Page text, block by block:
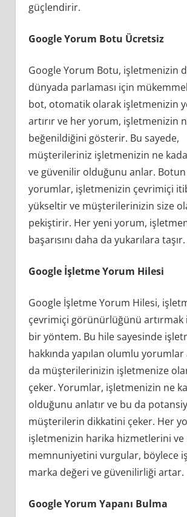
güçlendirir.
Google Yorum Botu Ücretsiz
Google Yorum Botu, işletmenizin
dünyada parlaması için
bot, otomatik olarak işletmenizin
artırır ve her yorum, işletmenizin
beğenildiğini gösterir. Bu sayede,
müşterileriniz işletmenizin ne
ve güvenilir olduğunu anlar. Botun
yorumlar, işletmenizin çevrimiçi
yükseltir ve müşterilerinizin size
pekiştirir. Her yeni yorum,
başarısını daha da yukarılara taşır.
Google İşletme Yorum Hilesi
Google İşletme Yorum Hilesi,
çevrimiçi görünürlüğünü artırmak
bir yöntem. Bu hile sayesinde
hakkında yapılan olumlu
da müşterilerinizin işletmenize
çeker. Yorumlar, işletmenizin ne
olduğunu anlatır ve bu da
müşterilerin dikkatini çeker. Her
işletmenizin harika hizmetlerini
memnuniyetini vurgular, böylece
marka değeri ve güvenilirliği artar.
Google Yorum Yapanı Bulma